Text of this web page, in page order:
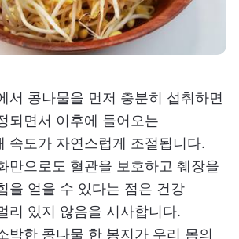
서 콩나물을 먼저 충분히 섭취하면
되면서 이후에 들어오는
속도가 자연스럽게 조절됩니다.
만으로도 혈관을 보호하고 췌장을
을 얻을 수 있다는 점은 건강
리 있지 않음을 시사합니다.
박한 콩나물 한 봉지가 우리 몸의